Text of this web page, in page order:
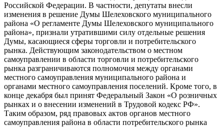
Российской Федерации. В частности, депутаты внесли
изменения в решение Думы Шелеховского муниципального
района «О регламенте Думы Шелеховского муниципального
района», признали утратившими силу отдельные решения
Думы, касающиеся сферы торговли и потребительского
рынка. Действующим законодательством о местном
самоуправлении в области торговли и потребительского
рынка разграничиваются полномочия между органами
местного самоуправления муниципального района и
органами местного самоуправления поселений. Кроме того, в
конце декабря был принят Федеральный Закон «О розничных
рынках и о внесении изменений в Трудовой кодекс РФ».
Таким образом, ряд правовых актов органов местного
самоуправления района в области потребительского рынка